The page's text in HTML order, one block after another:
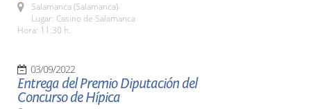
Salamanca (Salamanca)
Lugar: Casino de Salamanca
Hora: 11:30 h.
03/09/2022
Entrega del Premio Diputación del
Concurso de Hípica